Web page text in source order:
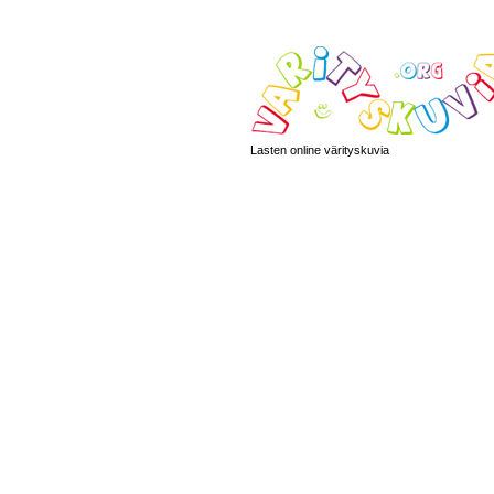
Lasten online värityskuvia